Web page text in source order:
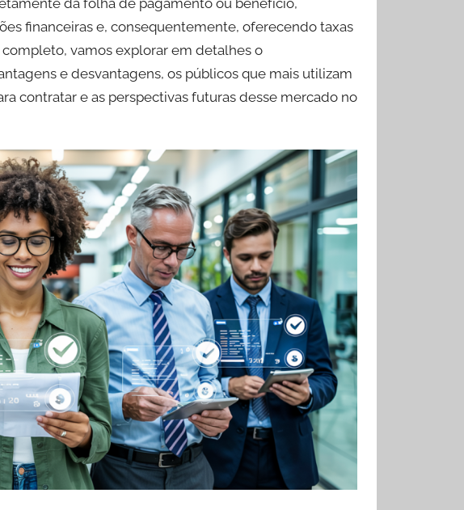
financeiras e, consequentemente, oferecendo taxas
vamos explorar em detalhes o
e desvantagens, os públicos que mais utilizam
contratar e as perspectivas futuras desse mercado no